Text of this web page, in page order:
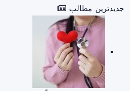
جدیدترین مطالب